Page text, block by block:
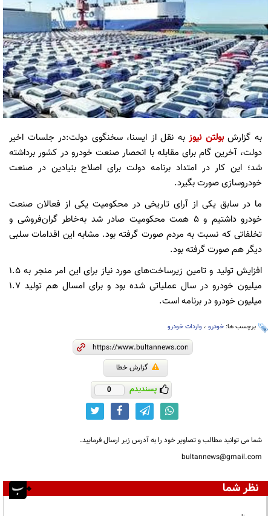
به گزارشبولتن نیوزبه نقل از ایسنا، سخنگوی دولت:در جلسات اخیر
دولت، آخرین گام برای مقابله با انحصار صنعت خودرو در کشور برداشته
شد؛ این کار در امتداد برنامه دولت برای اصلاح بنیادین در صنعت
خودروسازی صورت بگیرد.
ما در سابق یکی از آرای تاریخی در محکومیت یکی از فعالان صنعت
خودرو داشتیم و ۵ همت محکومیت صادر شد به‌خاطر گران‌فروشی و
تخلفاتی که نسبت به مردم صورت گرفته بود. مشابه این اقدامات سلبی
دیگر هم صورت گرفته بود.
افزایش تولید و تامین زیرساخت‌های مورد نیاز برای این امر منجر به ۱.۵
میلیون خودرو در سال عملیاتی شده بود و برای امسال هم تولید ۱.۷
میلیون خودرو در برنامه است.
برچسب ها: خودرو ، واردات خودرو
گزارش خطا
پسندیدم 0
شما می توانید مطالب و تصاویر خود را به آدرس زیر ارسال فرمایید.
bultannews@gmail.com
نظر شما